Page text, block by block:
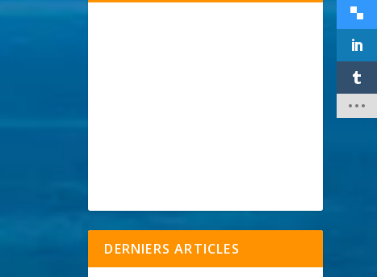
DERNIERS ARTICLES